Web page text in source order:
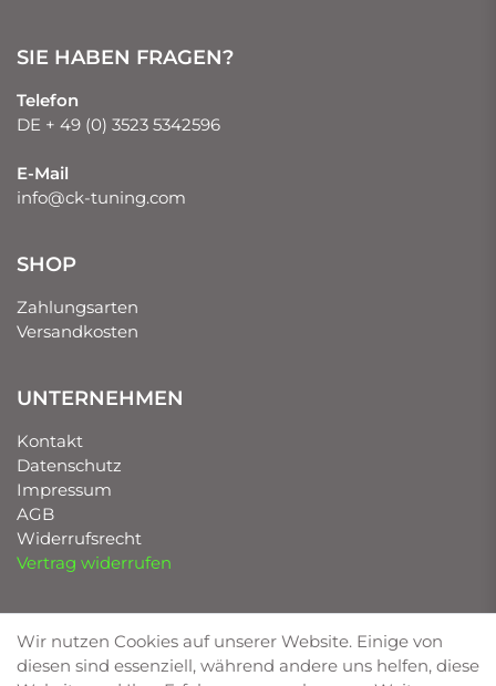
SIE HABEN FRAGEN?
Telefon
DE + 49 (0) 3523 5342596
E-Mail
info@ck-tuning.com
SHOP
Zahlungsarten
Versandkosten
UNTERNEHMEN
Kontakt
Datenschutz
Impressum
AGB
Widerrufsrecht
Vertrag widerrufen
UNSERE MARKEN
Bilstein von Deimann
Wir nutzen Cookies auf unserer Website. Einige von
diesen sind essenziell, während andere uns helfen, diese